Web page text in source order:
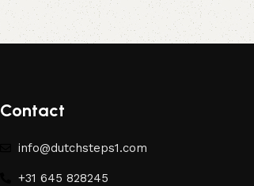
Contact
info@dutchsteps1.com
+31 645 828245